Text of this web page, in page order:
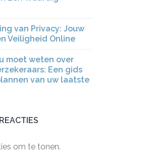
van Privacy: Jouw
Veiligheid Online
moet weten over
Een gids
van uw laatste
om te tonen.